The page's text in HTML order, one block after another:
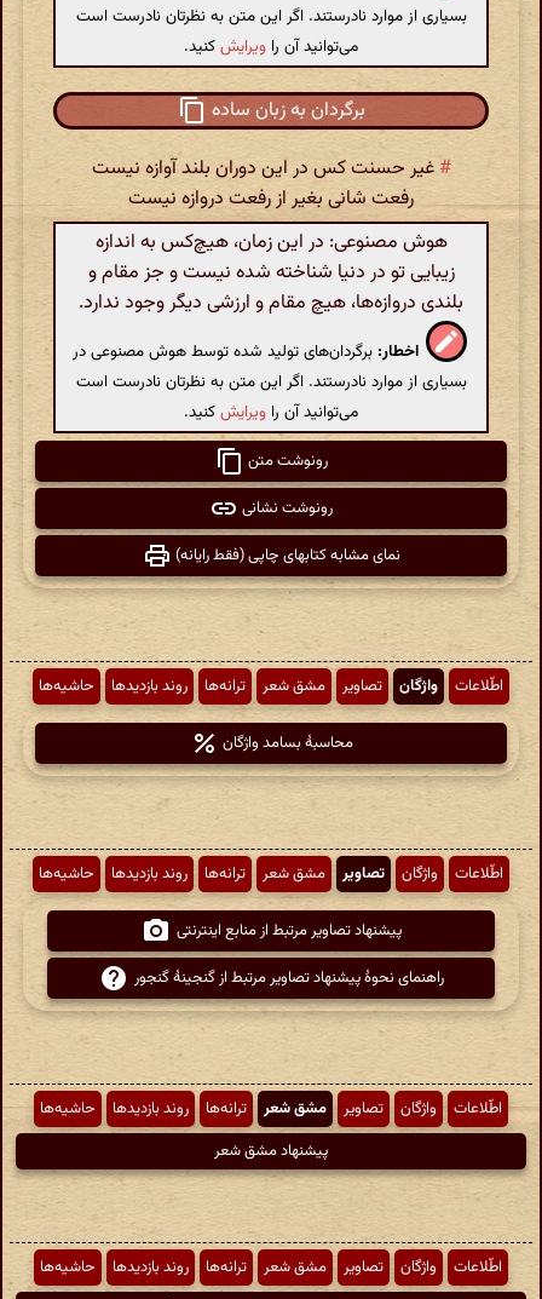
بسیاری از موارد نادرستند. اگر این متن به نظرتان نادرست است
می‌توانید آن را ویرایشکنید.
برگردان به زبان ساده
# غیر حسنت کس در این دوران بلند آوازه نیست
رفعت شانی بغیر از رفعت دروازه نیست
هوش مصنوعی: در این زمان، هیچ‌کس به اندازه
زیبایی تو در دنیا شناخته شده نیست و جز مقام و
بلندی دروازه‌ها، هیچ مقام و ارزشی دیگر وجود ندارد.
اخطار: برگردان‌های تولید شده توسط هوش مصنوعی در
بسیاری از موارد نادرستند. اگر این متن به نظرتان نادرست است
می‌توانید آن را ویرایشکنید.
رونوشت متن
رونوشت نشانی
نمای مشابه کتابهای چاپی (فقط رایانه)
اطّلاعات واژگان تصاویر مشق شعر ترانه‌ها روند بازدیدها حاشیه‌ها
محاسبهٔ بسامد واژگان
اطّلاعات واژگان تصاویر مشق شعر ترانه‌ها روند بازدیدها حاشیه‌ها
پیشنهاد تصاویر مرتبط از منابع اینترنتی
راهنمای نحوهٔ پیشنهاد تصاویر مرتبط از گنجینهٔ گنجور
اطّلاعات واژگان تصاویر مشق شعر ترانه‌ها روند بازدیدها
حاشیه‌ها
پیشنهاد مشق شعر
اطّلاعات واژگان تصاویر مشق شعر ترانه‌ها روند بازدیدها
حاشیه‌ها